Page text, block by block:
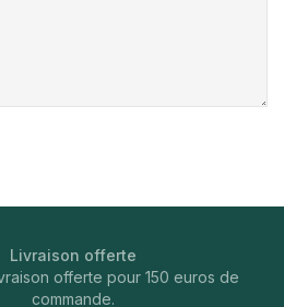
Livraison offerte
offerte pour 150 euros de
commande.